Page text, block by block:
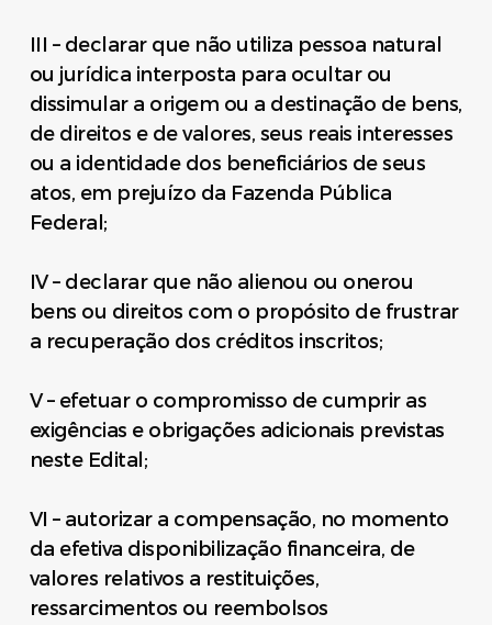
III – declarar que não utiliza pessoa natural
ou jurídica interposta para ocultar ou
dissimular a origem ou a destinação de bens,
de direitos e de valores, seus reais interesses
ou a identidade dos beneficiários de seus
atos, em prejuízo da Fazenda Pública
Federal;
IV – declarar que não alienou ou onerou
bens ou direitos com o propósito de frustrar
a recuperação dos créditos inscritos;
V – efetuar o compromisso de cumprir as
exigências e obrigações adicionais previstas
neste Edital;
VI – autorizar a compensação, no momento
da efetiva disponibilização financeira, de
valores relativos a restituições,
ressarcimentos ou reembolsos